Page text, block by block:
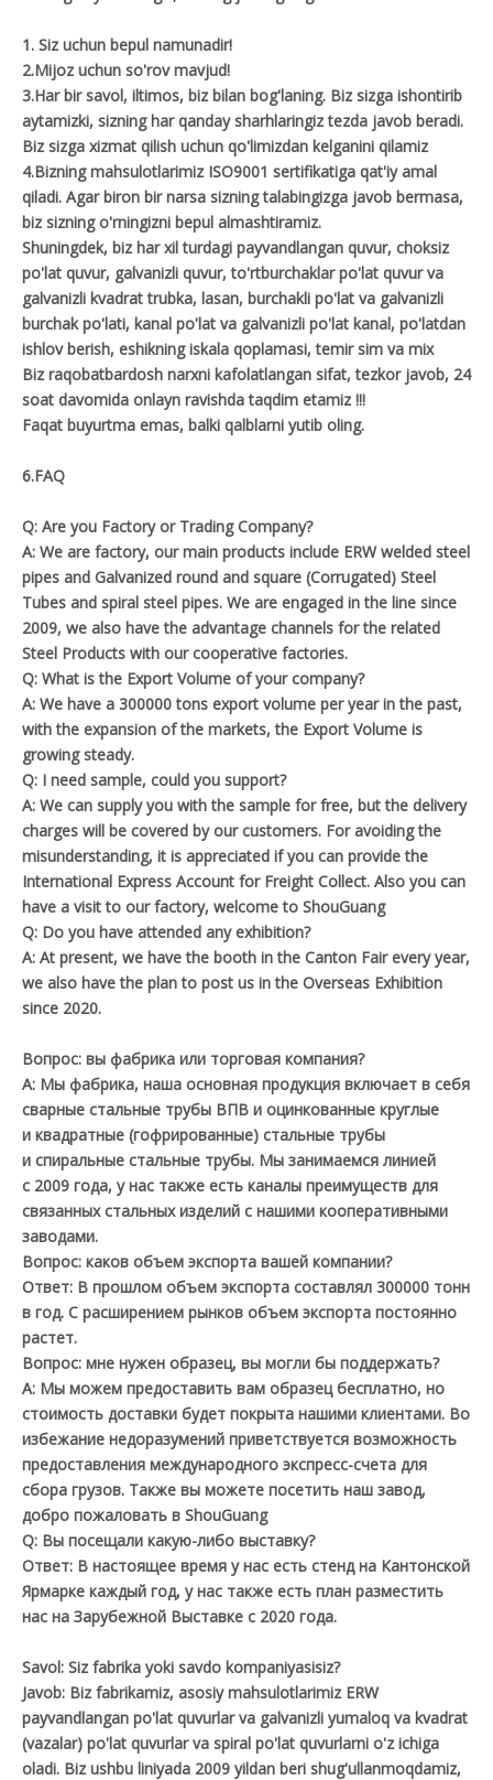
1. Siz uchun bepul namunadir!
2.Mijoz uchun so'rov mavjud!
3.Har bir savol, iltimos, biz bilan bog'laning. Biz sizga ishontirib
aytamizki, sizning har qanday sharhlaringiz tezda javob beradi.
Biz sizga xizmat qilish uchun qo'limizdan kelganini qilamiz
4.Bizning mahsulotlarimiz ISO9001 sertifikatiga qat'iy amal
qiladi. Agar biron bir narsa sizning talabingizga javob bermasa,
biz sizning o'rningizni bepul almashtiramiz.
Shuningdek, biz har xil turdagi payvandlangan quvur, choksiz
po'lat quvur, galvanizli quvur, to'rtburchaklar po'lat quvur va
galvanizli kvadrat trubka, lasan, burchakli po'lat va galvanizli
burchak po'lati, kanal po'lat va galvanizli po'lat kanal, po'latdan
ishlov berish, eshikning iskala qoplamasi, temir sim va mix
Biz raqobatbardosh narxni kafolatlangan sifat, tezkor javob, 24
soat davomida onlayn ravishda taqdim etamiz !!!
Faqat buyurtma emas, balki qalblarni yutib oling.
6.FAQ
Q: Are you Factory or Trading Company?
A: We are factory, our main products include ERW welded steel
pipes and Galvanized round and square (Corrugated) Steel
Tubes and spiral steel pipes. We are engaged in the line since
2009, we also have the advantage channels for the related
Steel Products with our cooperative factories.
Q: What is the Export Volume of your company?
A: We have a 300000 tons export volume per year in the past,
with the expansion of the markets, the Export Volume is
growing steady.
Q: I need sample, could you support?
A: We can supply you with the sample for free, but the delivery
charges will be covered by our customers. For avoiding the
misunderstanding, it is appreciated if you can provide the
International Express Account for Freight Collect. Also you can
have a visit to our factory, welcome to ShouGuang
Q: Do you have attended any exhibition?
A: At present, we have the booth in the Canton Fair every year,
we also have the plan to post us in the Overseas Exhibition
since 2020.
Вопрос: вы фабрика или торговая компания?
A: Мы фабрика, наша основная продукция включает в себя
сварные стальные трубы ВПВ и оцинкованные круглые
и квадратные (гофрированные) стальные трубы
и спиральные стальные трубы. Мы занимаемся линией
с 2009 года, у нас также есть каналы преимуществ для
связанных стальных изделий с нашими кооперативными
заводами.
Вопрос: каков объем экспорта вашей компании?
Ответ: В прошлом объем экспорта составлял 300000 тонн
в год. С расширением рынков объем экспорта постоянно
растет.
Вопрос: мне нужен образец, вы могли бы поддержать?
A: Мы можем предоставить вам образец бесплатно, но
стоимость доставки будет покрыта нашими клиентами. Во
избежание недоразумений приветствуется возможность
предоставления международного экспресс-счета для
сбора грузов. Также вы можете посетить наш завод,
добро пожаловать в ShouGuang
Q: Вы посещали какую-либо выставку?
Ответ: В настоящее время у нас есть стенд на Кантонской
Ярмарке каждый год, у нас также есть план разместить
нас на Зарубежной Выставке с 2020 года.
Savol: Siz fabrika yoki savdo kompaniyasisiz?
Javob: Biz fabrikamiz, asosiy mahsulotlarimiz ERW
payvandlangan po'lat quvurlar va galvanizli yumaloq va kvadrat
(vazalar) po'lat quvurlar va spiral po'lat quvurlarni o'z ichiga
oladi. Biz ushbu liniyada 2009 yildan beri shug'ullanmoqdamiz,